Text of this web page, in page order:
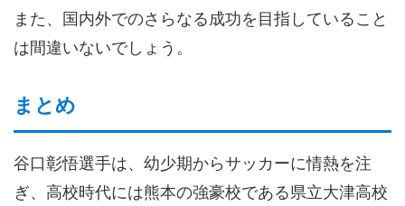
また、国内外でのさらなる成功を目指していること
は間違いないでしょう。
まとめ
谷口彰悟選手は、幼少期からサッカーに情熱を注
ぎ、高校時代には熊本の強豪校である県立大津高校